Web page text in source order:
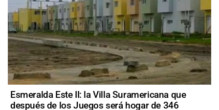
Esmeralda Este II: la Villa Suramericana que
después de los Juegos será hogar de 346